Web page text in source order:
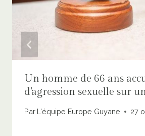
Un homme de 66 ans
d’agression sexuelle sur
Par L'équipe Europe Guyane 27